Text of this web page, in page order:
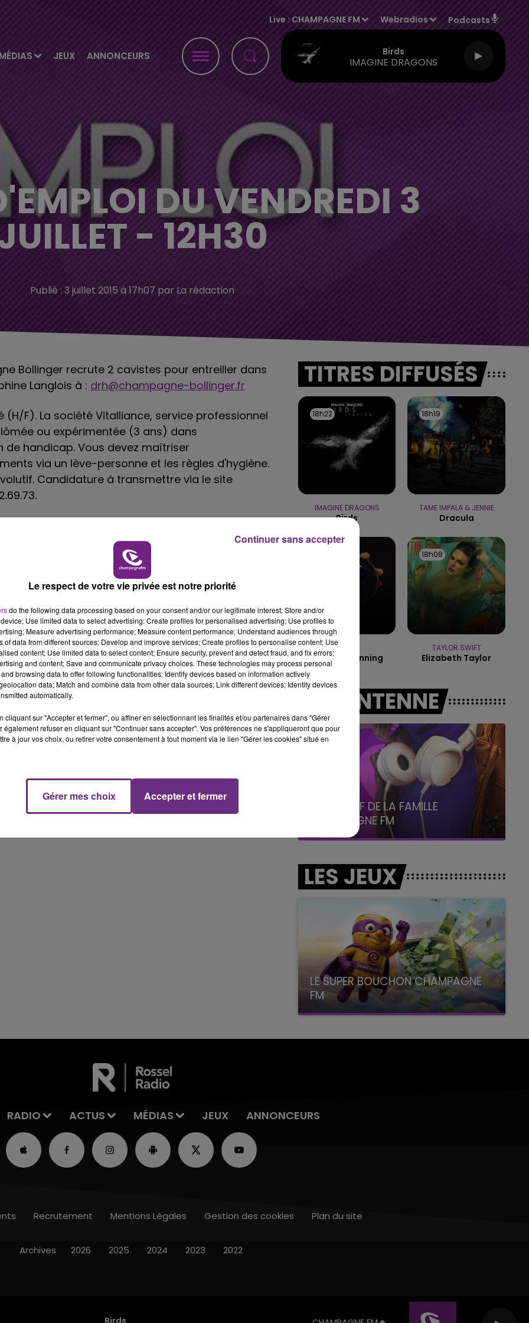
MÉDIAS JEUX ANNONCEURS
Live : CHAMPAGNE FM Webradios Podcasts
Birds
IMAGINE DRAGONS
LA RADIO POP
LE BEST OF DE LA FAMILLE
CHAMPAGNE FM
DU VENDREDI 3
- 12H30
Publié : 3 juillet 2015 à 17h07 par La rédaction
Bollinger recrute 2 cavistes pour entreiller dans
Langlois à : drh@champagne-bollinger.fr
F). La société Vitalliance, service professionnel
ou expérimentée (3 ans) dans
handicap. Vous devez maîtriser
via un lève-personne et les règles d'hygiène.
Candidature à transmettre via le site
serez chargés de l'accueil physique et
secrétariat. Vous devez connaître la
Une formation vous sera dispensée pour
de Pôle Emploi Troyes Romain Rolland, 107
emploi.fr
UN FEU DE REMORQUE BLOQUE LA
Un feu de remorque s'est déclaré ce mercredi
en fin de matinée sur l'A34.
TITRES DIFFUSÉS
18h22
18h22
IMAGINE DRAGONS
Birds
18h19
18h19
TAME IMPALA & JENNIE
Dracula
End Of Beginning
18h08
18h08
TAYLOR SWIFT
Elizabeth Taylor
A L'ANTENNE
5h00 - 6h00
LE BEST OF DE LA FAMILLE
La Famille
LES JEUX
LE SUPER BOUCHON CHAMPAGNE
FM
avec La Famille Champagne FM, à 8H10
RADIO ACTUS MÉDIAS JEUX ANNONCEURS
Birds
Recrutement Mentions Légales Gestion des cookies Plan du site
Archives 2026 2025 2024 2023 2022
Le respect de votre vie privée est notre priorité
do the following data processing based on your consent and/or our legitimate interest: Store and/or
Use limited data to select advertising; Create profiles for personalised advertising; Use profiles to
Measure advertising performance; Measure content performance; Understand audiences through
of data from different sources; Develop and improve services; Create profiles to personalise content; Use
content; Use limited data to select content; Ensure security, prevent and detect fraud, and fix errors;
and content; Save and communicate privacy choices. These technologies may process personal
browsing data to offer following functionalities: Identify devices based on information actively
data; Match and combine data from other data sources; Link different devices; Identify devices
automatically.
cliquant sur "Accepter et fermer", ou affiner en sélectionnant les finalités et/ou partenaires dans "Gérer
également refuser en cliquant sur "Continuer sans accepter". Vos préférences ne s'appliqueront que pour
à jour vos choix, ou retirer votre consentement à tout moment via le lien "Gérer les cookies" situé en
Gérer mes choix Accepter et fermer
Continuer sans accepter